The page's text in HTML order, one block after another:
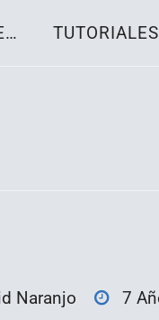
Naranjo 7